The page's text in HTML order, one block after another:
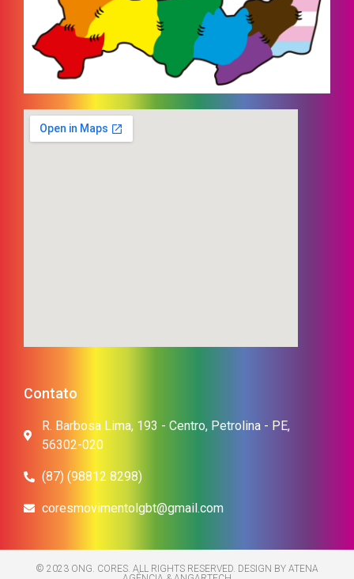
Contato
R. Barbosa Lima, 193 - Centro, Petrolina - PE,
56302-020
(87) (98812 8298)
coresmovimentolgbt@gmail.com
© 2023 ONG. CORES. ALL RIGHTS RESERVED. DESIGN BY ATENA